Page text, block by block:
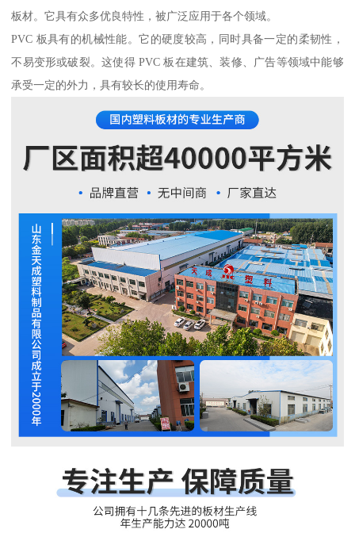
板材。它具有众多优良特性，被广泛应用于各个领域。
PVC 板具有的机械性能。它的硬度较高，同时具备一定的柔韧性，
不易变形或破裂。这使得 PVC 板在建筑、装修、广告等领域中能够
承受一定的外力，具有较长的使用寿命。